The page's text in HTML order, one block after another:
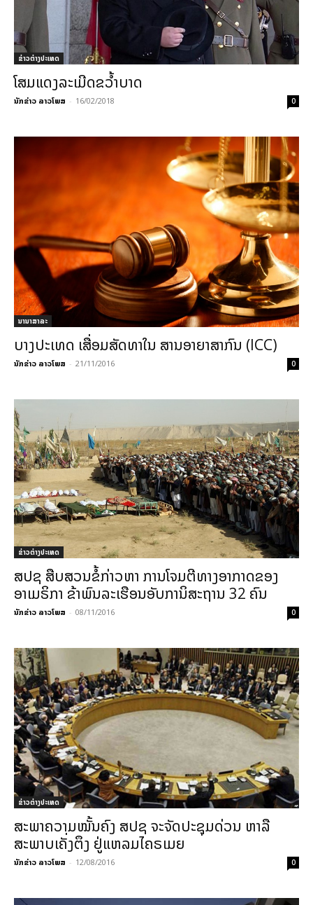
ຂ່າວຕ່າງປະເທດ
ໂສມແດງລະເມີດຂວໍ້າບາດ
ນັກຂ່າວ ລາວໂພສ - 16/02/2018 0
ນານາສາລະ
ບາງປະເທດ ເສື່ອມສັດທາໃນ ສານອາຍາສາກົນ (ICC)
ນັກຂ່າວ ລາວໂພສ - 21/11/2016 0
ຂ່າວຕ່າງປະເທດ
ສປຊ ສືບສວນຂໍ້ກ່າວຫາ ການໂຈມຕີທາງອາກາດຂອງ
ອາເມຣິກາ ຂ້າພົນລະເຮືອນອັບການິສະຖານ 32 ຄົນ
ນັກຂ່າວ ລາວໂພສ - 08/11/2016 0
ຂ່າວຕ່າງປະເທດ
ສະພາຄວາມໝັ້ນຄົງ ສປຊ ຈະຈັດປະຊຸມດ່ວນ ຫາລື
ສະພາບເຄັ່ງຕຶງ ຢູ່ແຫລມໄຄຣເມຍ
ນັກຂ່າວ ລາວໂພສ - 12/08/2016 0